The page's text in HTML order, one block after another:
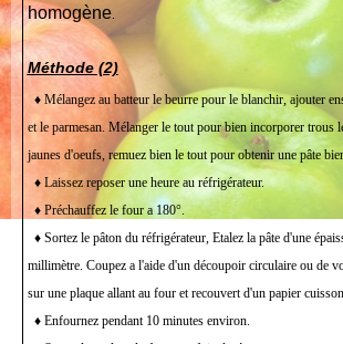
homogène.
Méthode (2)
♦ Mélangez au batteur le beurre pour le blanchir, ajouter
et le parmesan. Mélanger le tout pour bien incorporer trous
jaunes d'oeufs, remuez bien le tout pour obtenir une pâte
♦ Laissez reposer une heure au réfrigérateur.
♦ Préchauffez le four a 180°.
♦ Sortez le pâton du réfrigérateur, Etalez la pâte d'une
millimètre. Coupez a l'aide d'un découpoir circulaire ou de
sur une plaque allant au four et recouvert d'un papier
♦ Enfournez pendant 10 minutes environ.